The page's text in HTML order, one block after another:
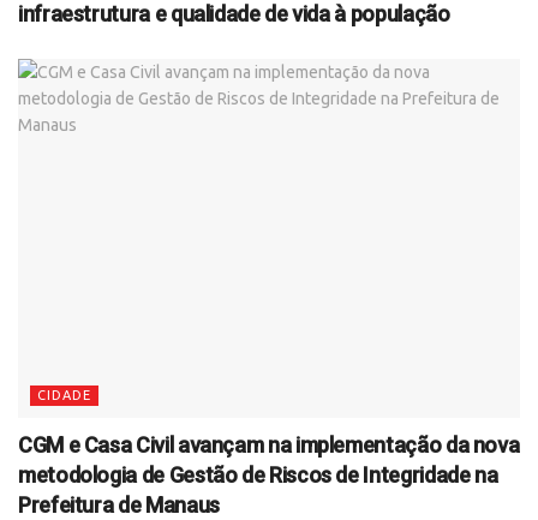
infraestrutura e qualidade de vida à população
CIDADE
CGM e Casa Civil avançam na implementação da nova
metodologia de Gestão de Riscos de Integridade na
Prefeitura de Manaus